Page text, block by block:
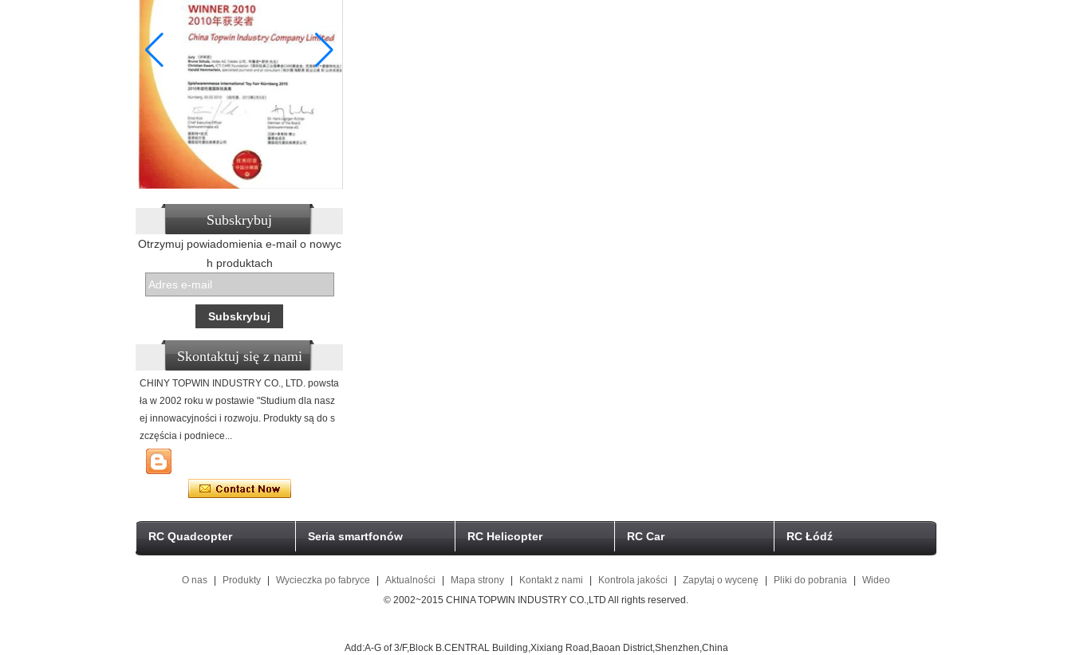
Subskrybuj
Otrzymuj powiadomienia e-mail o nowyc
h produktach
Skontaktuj się z nami
CHINY TOPWIN INDUSTRY CO., LTD. powsta
ła w 2002 roku w postawie "Studium dla nasz
ej innowacyjności i rozwoju. Produkty są do s
zczęścia i podniece...
RC Quadcopter Seria smartfonów RC Helicopter RC Car RC Łódź
O nas Produkty Wycieczka po fabryce Aktualności Mapa strony Kontakt z nami Kontrola jakości Zapytaj o wycenę Pliki do pobrania
Wideo
© 2002~2015 CHINA TOPWIN INDUSTRY CO.,LTD All rights reserved.
Add:A-G of 3/F,Block B.CENTRAL Building,Xixiang Road,Baoan District,Shenzhen,China